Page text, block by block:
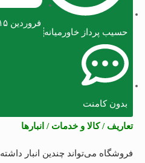
حسیب پرداز خاورمیانه
فروردین ۱۵, ۱۴۰۳
بدون کامنت
تعاریف / کالا و خدمات / انبارها
فروشگاه می‌تواند چندین انبار